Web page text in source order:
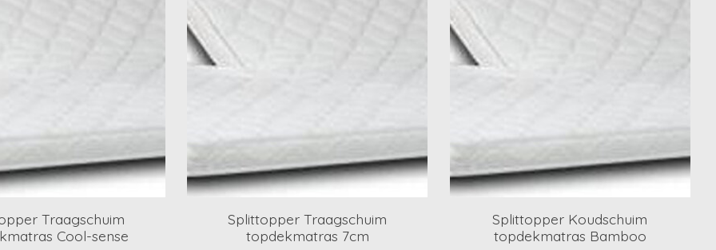
Traagschuim
Cool-sense
Splittopper Traagschuim
topdekmatras 7cm
Splittopper Koudschuim
topdekmatras Bamboo